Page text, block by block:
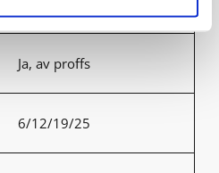
Sensor/Nödljus 3h
Ja, av proffs
6/12/19/25